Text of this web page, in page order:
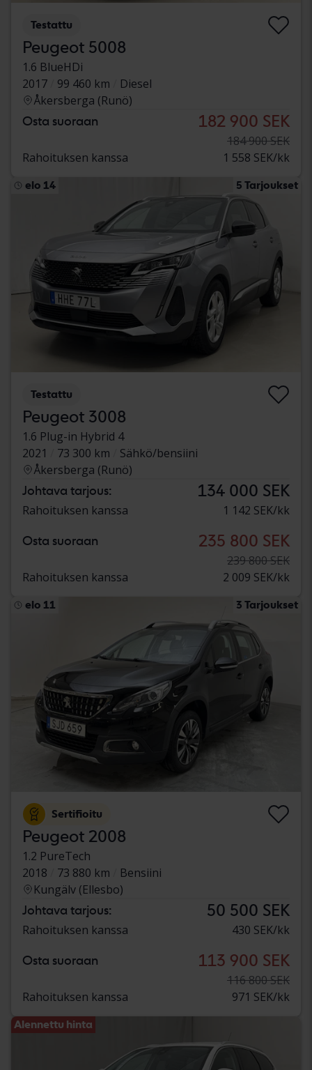
Testattu
Peugeot 5008
1.6 BlueHDi
2017
99 460 km
Diesel
Åkersberga (Runö)
Osta suoraan 182 900 SEK
184 900 SEK
Rahoituksen kanssa
1 558 SEK/kk
elo 14 5 Tarjoukset
Testattu
Peugeot 3008
1.6 Plug-in Hybrid 4
2021
73 300 km
Sähkö/bensiini
Åkersberga (Runö)
Johtava tarjous: 134 000 SEK
Rahoituksen kanssa 1 142 SEK/kk
Osta suoraan 235 800 SEK
239 800 SEK
Rahoituksen kanssa
2 009 SEK/kk
elo 11 3 Tarjoukset
Sertifioitu
Peugeot 2008
1.2 PureTech
2018
73 880 km
Bensiini
Kungälv (Ellesbo)
Johtava tarjous: 50 500 SEK
Rahoituksen kanssa 430 SEK/kk
Osta suoraan 113 900 SEK
116 800 SEK
Rahoituksen kanssa
971 SEK/kk
Alennettu hinta